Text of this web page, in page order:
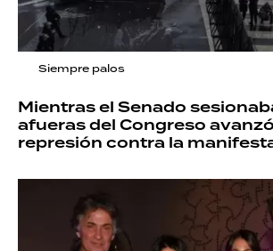
Siempre palos
Mientras el Senado
afueras del Congreso
represión contra la